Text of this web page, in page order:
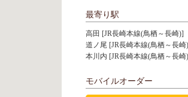
最寄り駅
高田 [JR長崎本線(鳥栖～長崎)]
道ノ尾 [JR長崎本線(鳥栖～長崎
本川内 [JR長崎本線(鳥栖～長崎
モバイルオーダー